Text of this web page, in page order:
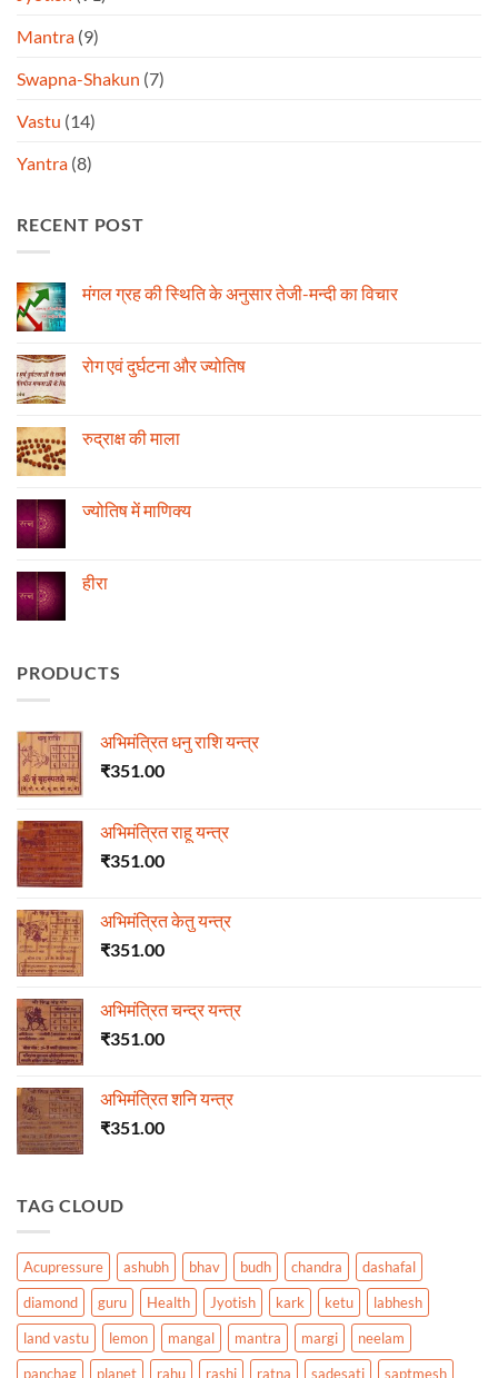
Mantra (9)
Swapna-Shakun (7)
Vastu (14)
Yantra (8)
RECENT POST
मंगल ग्रह की स्थिति के अनुसार तेजी-मन्दी का विचार
मंगल
ग्रह
अनुसार
तेजी-
रोग एवं दुर्घटना और ज्योतिष
रोग
एवं
रुद्राक्ष की माला
रुद्राक्ष
की
ज्योतिष में माणिक्य
ज्योतिष
मेंहीरा
PRODUCTS
अभिमंत्रित धनु राशि यन्त्र
₹351.00
अभिमंत्रित राहू यन्त्र
₹351.00
अभिमंत्रित केतु यन्त्र
₹351.00
अभिमंत्रित चन्द्र यन्त्र
₹351.00
अभिमंत्रित शनि यन्त्र
₹351.00
TAG CLOUD
Acupressure ashubh bhav budh chandra
dashafal
diamond
guru Health Jyotish kark ketu
labhesh
land vastu
lemon mangal mantra margi
neelam
panchag
planet rahu rashi ratna sadesati saptmesh